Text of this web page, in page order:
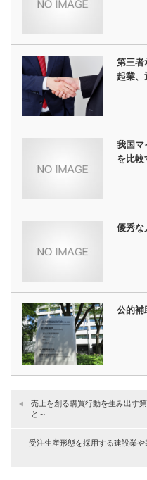
第三者
起業
我国マ
を比較
優秀な
公的補
売上を創る購買行動を生み出す
と～
受注生産形態を採用する建設業